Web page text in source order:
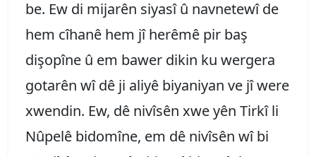
be. Ew di mijarên siyasî û navnetewî de
hem cîhanê hem jî herêmê pir baş
dişopîne û em bawer dikin ku wergera
gotarên wî dê ji aliyê biyaniyan ve jî were
xwendin. Ew, dê nivîsên xwe yên Tirkî li
Nûpelê bidomîne, em dê nivîsên wî bi